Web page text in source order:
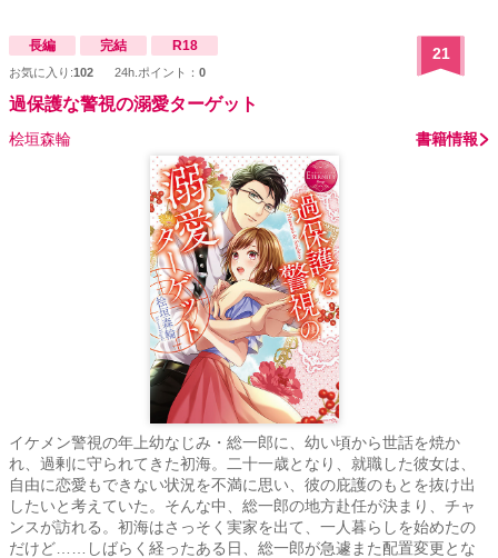
長編 完結 R18
お気に入り:102 24h.ポイント： 0
21
過保護な警視の溺愛ターゲット
桧垣森輪 書籍情報
イケメン警視の年上幼なじみ・総一郎に、幼い頃から世話を焼か
れ、過剰に守られてきた初海。二十一歳となり、就職した彼女は、
自由に恋愛もできない状況を不満に思い、彼の庇護のもとを抜け出
したいと考えていた。そんな中、総一郎の地方赴任が決まり、チャ
ンスが訪れる。初海はさっそく実家を出て、一人暮らしを始めたの
だけど……しばらく経ったある日、総一郎が急遽また配置変更とな